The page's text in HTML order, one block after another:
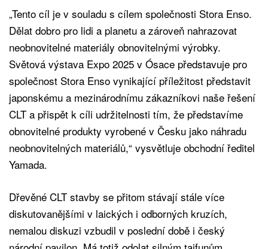
„Tento cíl je v souladu s cílem společnosti Stora Enso.
Dělat dobro pro lidi a planetu a zároveň nahrazovat
neobnovitelné materiály obnovitelnými výrobky.
Světová výstava Expo 2025 v Ósace představuje pro
společnost Stora Enso vynikající příležitost představit
japonskému a mezinárodnímu zákazníkovi naše řešení
CLT a přispět k cíli udržitelnosti tím, že představíme
obnovitelné produkty vyrobené v Česku jako náhradu
neobnovitelných materiálů,“ vysvětluje obchodní ředitel
Yamada.
Dřevěné CLT stavby se přitom stávají stále více
diskutovanějšími v laických i odborných kruzích,
nemalou diskuzi vzbudil v poslední době i český